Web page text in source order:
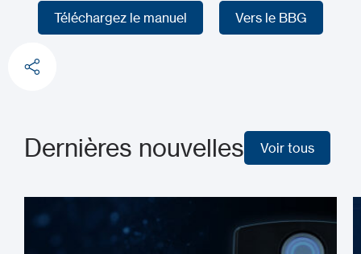
Téléchargez le fiche produit
Téléchargez le manuel Vers le BBG
Dernières nouvelles Voir tous